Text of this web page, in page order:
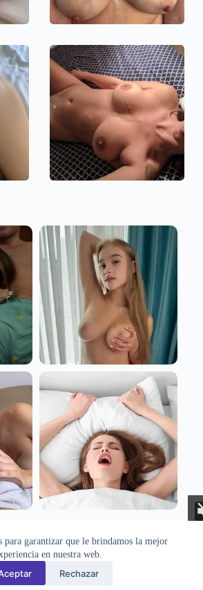
para garantizar que le brindamos la mejor
en nuestra web.
Rechazar
a sus respectivos autores. Este sitio
público disponible en Internet. Si
de alguna imagen, puede hacerlo a través
sección de contacto.